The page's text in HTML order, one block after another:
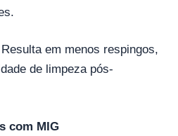
em menos respingos,
de limpeza pós-
com MIG